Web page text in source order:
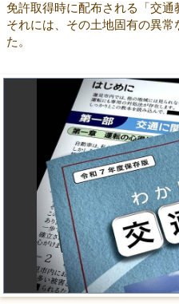
免許取得時に配布される「交
それには、その土地固有の異
た。